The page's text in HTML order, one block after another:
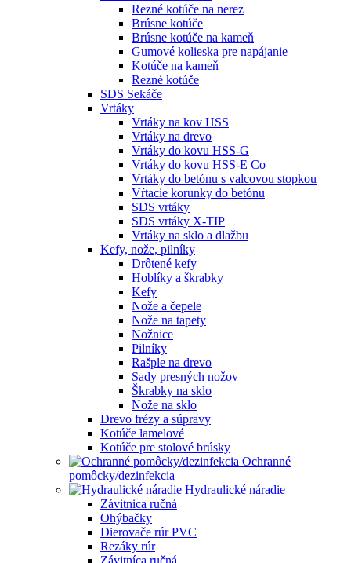
Rezné kotúče na nerez
Brúsne kotúče
Brúsne kotúče na kameň
Gumové kolieska pre napájanie
Kotúče na kameň
Rezné kotúče
SDS Sekáče
Vrtáky
Vrtáky na kov HSS
Vrtáky na drevo
Vrtáky do kovu HSS-G
Vrtáky do kovu HSS-E Co
Vrtáky do betónu s valcovou stopkou
Vŕtacie korunky do betónu
SDS vrtáky
SDS vrtáky X-TIP
Vrtáky na sklo a dlažbu
Kefy, nože, pilníky
Drôtené kefy
Hoblíky a škrabky
Kefy
Nože a čepele
Nože na tapety
Nožnice
Pilníky
Rašple na drevo
Sady presných nožov
Škrabky na sklo
Nože na sklo
Drevo frézy a súpravy
Kotúče lamelové
Kotúče pre stolové brúsky
Ochranné
pomôcky/dezinfekcia
Hydraulické náradie
Závitnica ručná
Ohýbačky
Dierovače rúr PVC
Rezáky rúr
Závitníca ručná